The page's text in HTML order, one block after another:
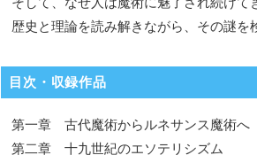
歴史と理論を読み解きながら、その謎を
目次・収録作品
第一章 古代魔術からルネサンス魔術へ
第二章 十九世紀のエソテリシズム